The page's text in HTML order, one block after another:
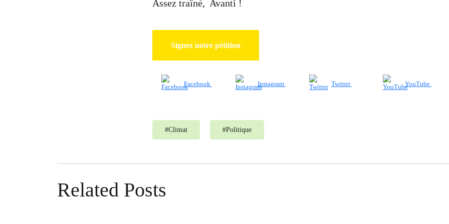
Assez traîné, Avanti !
Signez notre pétition
Facebook Instagram Twitter YouTube
#Climat #Politique
Related Posts